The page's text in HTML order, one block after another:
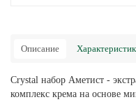
Описание
Crystal набор Аметист -
комплекс крема на основе